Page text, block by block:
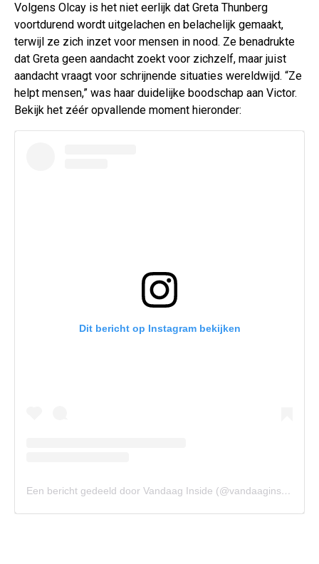
Volgens Olcay is het niet eerlijk dat Greta Thunberg
voortdurend wordt uitgelachen en belachelijk gemaakt,
terwijl ze zich inzet voor mensen in nood. Ze benadrukte
dat Greta geen aandacht zoekt voor zichzelf, maar juist
aandacht vraagt voor schrijnende situaties wereldwijd. “Ze
helpt mensen,” was haar duidelijke boodschap aan Victor.
Bekijk het zéér opvallende moment hieronder:
Dit bericht op Instagram bekijken
Een bericht gedeeld door Vandaag Inside (@vandaaginside)